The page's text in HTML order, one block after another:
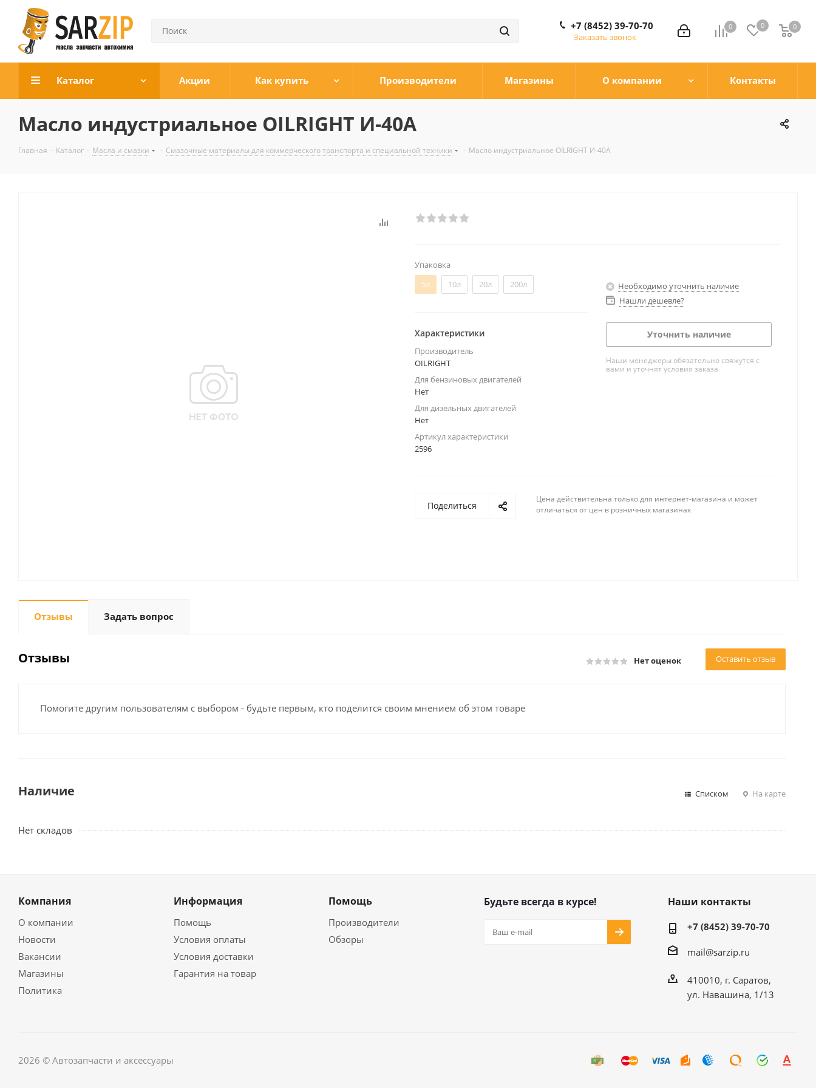
0 0 0
0
+7 (8452) 39-70-70
Заказать звонок
Каталог Акции Как купить Производители Магазины О компании Контакты
Масло индустриальное OILRIGHT И-40А
Главная - Каталог - Масла и смазки - Смазочные материалы для коммерческого транспорта и специальной техники - Масло индустриальное OILRIGHT И-40А
Упаковка
5л
10л 20л 200л
Характеристики
Производитель
OILRIGHT
Для бензиновых двигателей
Нет
Для дизельных двигателей
Нет
Артикул характеристики
2596
Необходимо уточнить наличие
Нашли дешевле?
Уточнить наличие
Наши менеджеры обязательно свяжутся с
вами и уточнят условия заказа
Поделиться
Цена действительна только для интернет-магазина и может
отличаться от цен в розничных магазинах
Отзывы Задать вопрос
Отзывы Нет оценок Оставить отзыв
Помогите другим пользователям с выбором - будьте первым, кто поделится своим мнением об этом товаре
Наличие Списком На карте
Нет складов
Компания
О компании
Новости
Вакансии
Магазины
Политика
Информация
Помощь
Условия оплаты
Условия доставки
Гарантия на товар
Помощь
Производители
Обзоры
Будьте всегда в курсе! Наши контакты
+7 (8452) 39-70-70
mail@sarzip.ru
410010, г. Саратов,
ул. Навашина, 1/13
2026 © Автозапчасти и аксессуары